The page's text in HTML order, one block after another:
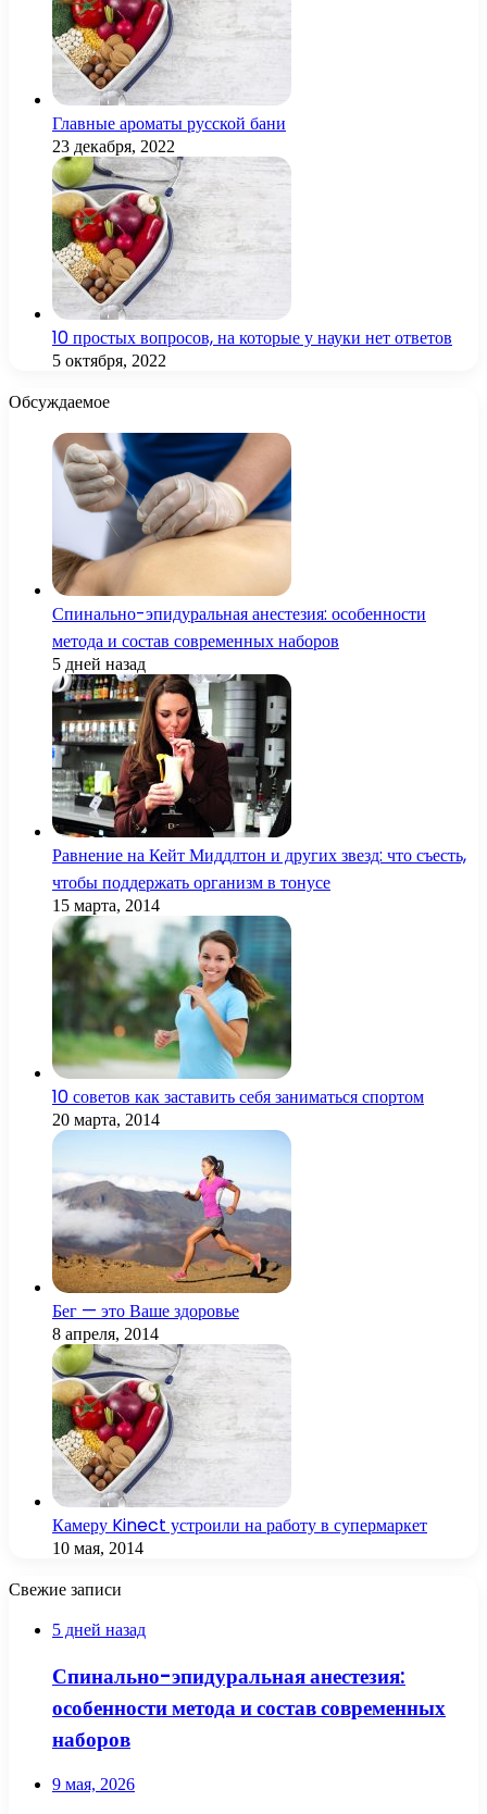
Главные ароматы русской бани
23 декабря, 2022
10 простых вопросов, на которые у науки нет ответов
5 октября, 2022
Обсуждаемое
Спинально-эпидуральная анестезия: особенности
метода и состав современных наборов
5 дней назад
Равнение на Кейт Миддлтон и других звезд: что съесть,
чтобы поддержать организм в тонусе
15 марта, 2014
10 советов как заставить себя заниматься спортом
20 марта, 2014
Бег — это Ваше здоровье
8 апреля, 2014
Камеру Kinect устроили на работу в супермаркет
10 мая, 2014
Свежие записи
5 дней назад
Спинально-эпидуральная анестезия:
особенности метода и состав современных
наборов
9 мая, 2026